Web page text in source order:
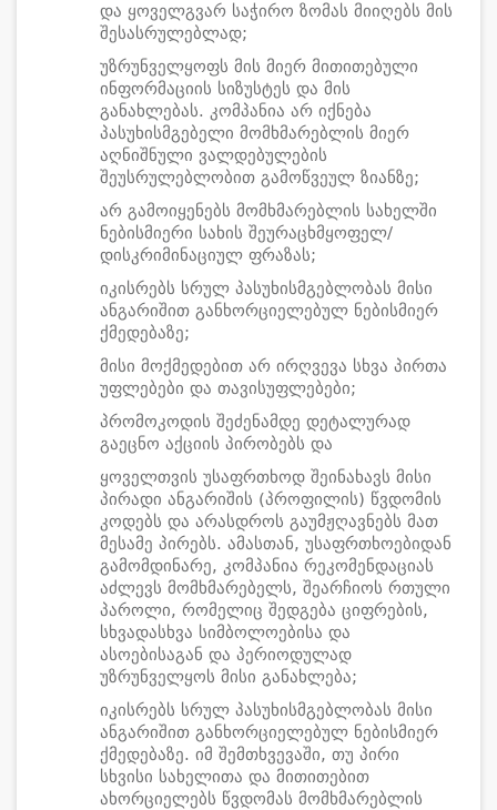
და ყოველგვარ საჭირო ზომას მიიღებს მის
შესასრულებლად;
უზრუნველყოფს მის მიერ მითითებული
ინფორმაციის სიზუსტეს და მის
განახლებას. კომპანია არ იქნება
პასუხისმგებელი მომხმარებლის მიერ
აღნიშნული ვალდებულების
შეუსრულებლობით გამოწვეულ ზიანზე;
არ გამოიყენებს მომხმარებლის სახელში
ნებისმიერი სახის შეურაცხმყოფელ/
დისკრიმინაციულ ფრაზას;
იკისრებს სრულ პასუხისმგებლობას მისი
ანგარიშით განხორციელებულ ნებისმიერ
ქმედებაზე;
მისი მოქმედებით არ ირღვევა სხვა პირთა
უფლებები და თავისუფლებები;
პრომოკოდის შეძენამდე დეტალურად
გაეცნო აქციის პირობებს და
ყოველთვის უსაფრთხოდ შეინახავს მისი
პირადი ანგარიშის (პროფილის) წვდომის
კოდებს და არასდროს გაუმჟღავნებს მათ
მესამე პირებს. ამასთან, უსაფრთხოებიდან
გამომდინარე, კომპანია რეკომენდაციას
აძლევს მომხმარებელს, შეარჩიოს რთული
პაროლი, რომელიც შედგება ციფრების,
სხვადასხვა სიმბოლოებისა და
ასოებისაგან და პერიოდულად
უზრუნველყოს მისი განახლება;
იკისრებს სრულ პასუხისმგებლობას მისი
ანგარიშით განხორციელებულ ნებისმიერ
ქმედებაზე. იმ შემთხვევაში, თუ პირი
სხვისი სახელითა და მითითებით
ახორციელებს წვდომას მომხმარებლის